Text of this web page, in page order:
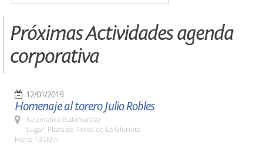
Próximas Actividades agenda
corporativa
12/01/2019
Homenaje al torero Julio Robles
Salamanca (Salamanca)
Lugar: Plaza de Toros de La Glorieta
Hora: 13:00 h.